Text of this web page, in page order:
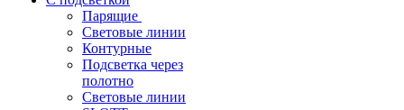
Парящие
Световые линии
Контурные
Подсветка через
полотно
Световые линии